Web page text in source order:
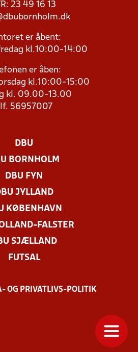
23 49 16 13
er åbent:
kl.10:00-14:00
er åben:
kl.10:00-15:00
kl. 09.00-13.00
Tlf. 56957007
DBU
BORNHOLM
DBU FYN
JYLLAND
KØBENHAVN
FALSTER
SJÆLLAND
FUTSAL
OG PRIVATLIVS-POLITIK